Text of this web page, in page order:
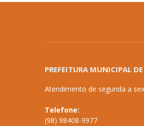
PREFEITURA MUNICIPAL
Atendimento de segunda a
Telefone:
(98) 98408-9977